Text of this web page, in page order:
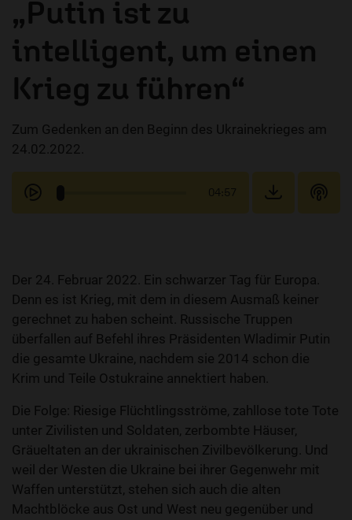
„Putin ist zu
intelligent, um einen
Krieg zu führen“
Zum Gedenken an den Beginn des Ukrainekrieges am
24.02.2022.
04:57
Der 24. Februar 2022. Ein schwarzer Tag für Europa.
Denn es ist Krieg, mit dem in diesem Ausmaß keiner
gerechnet zu haben scheint. Russische Truppen
überfallen auf Befehl ihres Präsidenten Wladimir Putin
die gesamte Ukraine, nachdem sie 2014 schon die
Krim und Teile Ostukraine annektiert haben.
Die Folge: Riesige Flüchtlingsströme, zahllose tote Tote
unter Zivilisten und Soldaten, zerbombte Häuser,
Gräueltaten an der ukrainischen Zivilbevölkerung. Und
weil der Westen die Ukraine bei ihrer Gegenwehr mit
Waffen unterstützt, stehen sich auch die alten
Machtblöcke aus Ost und West neu gegenüber und